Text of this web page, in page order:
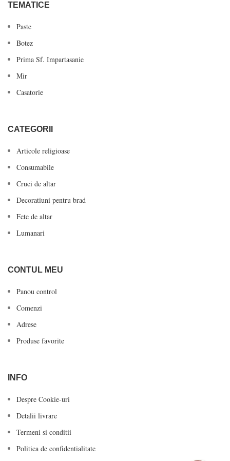
TEMATICE
Paste
Botez
Prima Sf. Impartasanie
Mir
Casatorie
CATEGORII
Articole religioase
Consumabile
Cruci de altar
Decoratiuni pentru brad
Fete de altar
Lumanari
CONTUL MEU
Panou control
Comenzi
Adrese
Produse favorite
INFO
Despre Cookie-uri
Detalii livrare
Termeni si conditii
Politica de confidentialitate